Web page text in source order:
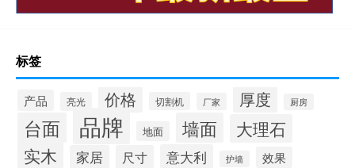
车评头条：品牌Mopar已将注意力转移到了新款菲亚特500X婴儿跨界车上
岩板升降茶几那里有买
标签
产品 亮光 价格 切割机 厂家 厚度 厨房
台面 品牌 地面 墙面
大理石
实木
家居 尺寸 意大利 护墙 效果